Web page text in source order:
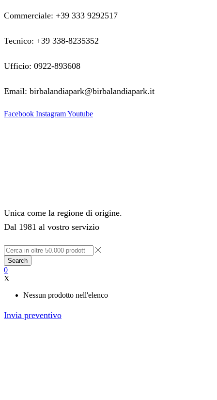
Commerciale: +39 333 9292517
Tecnico: +39 338-8235352
Ufficio: 0922-893608
Email: birbalandiapark@birbalandiapark.it
Facebook InstagramYoutube
Unica come la regione di origine.
Dal 1981 al vostro servizio
Search
0
X
Nessun prodotto nell'elenco
Invia preventivo